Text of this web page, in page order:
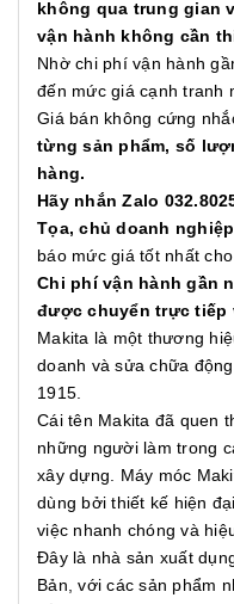
không qua trung gian
vận hành không cần
Nhờ chi phí vận hành
đến mức giá cạnh tranh
Giá bán không cứng
từng sản phẩm, số
hàng.
Hãy nhắn Zalo
Tọa, chủ doanh nghiệp
báo mức giá tốt nhất cho
Chi phí vận hành gần
được chuyển trực tiếp
Makita là một thương
doanh và sửa chữa
1915.
Cái tên Makita đã quen
những người làm trong
xây dựng. Máy móc
dùng bởi thiết kế hiện
việc nhanh chóng và
Đây là nhà sản xuất
Bản, với các sản phẩm